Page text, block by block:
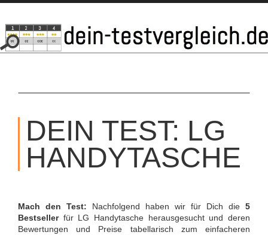
SKIP
CONTENT
DEIN TEST: LG
HANDYTASCHE
Mach den Test: Nachfolgend haben wir für Dich die 5
Bestsellerfür LG Handytasche herausgesucht und deren
Bewertungen und Preise tabellarisch zum einfacheren